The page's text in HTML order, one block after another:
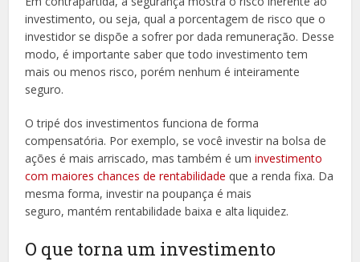
investimento, ou seja, qual a porcentagem de risco que o
investidor se dispõe a sofrer por dada remuneração. Desse
modo, é importante saber que todo investimento tem
mais ou menos risco, porém nenhum é inteiramente
seguro.
O tripé dos investimentos funciona de forma
compensatória. Por exemplo, se você investir na bolsa de
ações é mais arriscado, mas também é uminvestimento
com maiores chances de rentabilidade que a renda fixa. Da
mesma forma, investir na poupança é mais
seguro, mantém rentabilidade baixa e alta liquidez.
O que torna um investimento